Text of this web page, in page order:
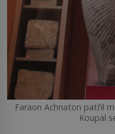
Faraon Achnaton patřil
Koupal